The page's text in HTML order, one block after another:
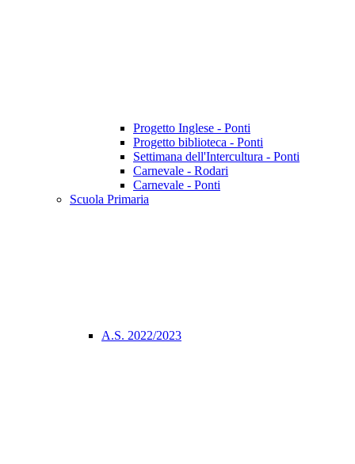
Progetto Inglese - Ponti
Progetto biblioteca - Ponti
Settimana dell'Intercultura - Ponti
Carnevale - Rodari
Carnevale - Ponti
Scuola Primaria
A.S. 2022/2023